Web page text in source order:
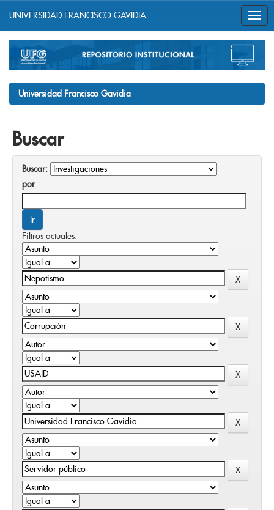
navigation
UNIVERSIDAD FRANCISCO GAVIDIA
Universidad Francisco Gavidia
Buscar
Buscar:
por
Filtros actuales: